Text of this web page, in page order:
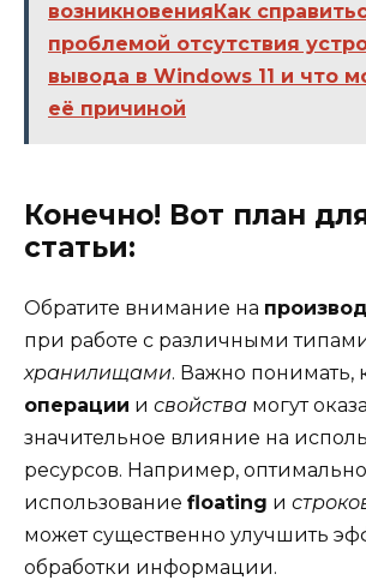
возникновенияКак
проблемой отсутствия
вывода в Windows 11 и что
её причиной
Конечно! Вот план
статьи:
Обратите внимание на
при работе с различными
хранилищами. Важно понимать,
операции и свойства могут
значительное влияние на
ресурсов. Например,
использование floating и
может существенно улучшить
обработки информации.